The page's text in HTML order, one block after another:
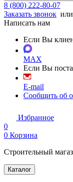
8 (800) 222-80-07
Заказать звонок или
Написать нам
Если Вы
MAX
Если Вы
E-mail
Сообщить об
Избранное
0
0 Корзина
Строительный
Каталог